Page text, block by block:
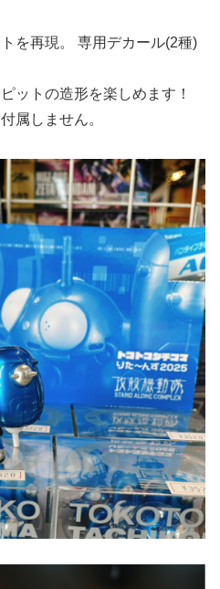
を再現。 専用デカール(2種)
ットの造形を楽しめます！
属しません。